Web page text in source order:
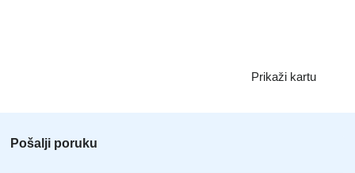
Prikaži kartu
Pošalji poruku